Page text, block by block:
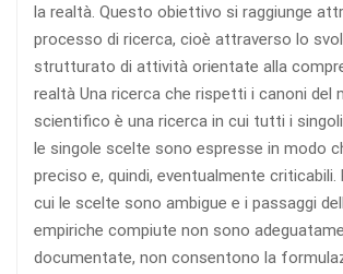
la realtà. Questo obiettivo si raggiunge
processo di ricerca, cioè attraverso lo
strutturato di attività orientate alla
realtà Una ricerca che rispetti i canoni del
scientifico è una ricerca in cui tutti i
le singole scelte sono espresse in modo
preciso e, quindi, eventualmente criticabili.
cui le scelte sono ambigue e i passaggi
empiriche compiute non sono
documentate, non consentono la